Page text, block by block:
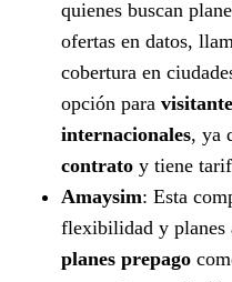
quienes buscan
ofertas en datos,
cobertura en
opción para
internacionales, ya
contrato y tiene
Amaysim: Esta
flexibilidad y planes
planes prepago